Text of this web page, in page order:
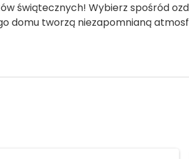
świątecznych! Wybierz spośród
tworzą niezapomnianą